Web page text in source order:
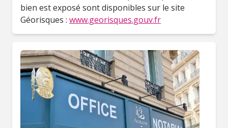
bien est exposé sont disponibles sur le site
Géorisques : www.georisques.gouv.fr